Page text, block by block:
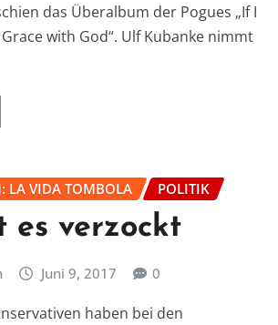
das Überalbum der Pogues „If I
with God“. Ulf Kubanke nimmt
LA VIDA TOMBOLA POLITIK
es verzockt
Juni 9, 2017 0
haben bei den